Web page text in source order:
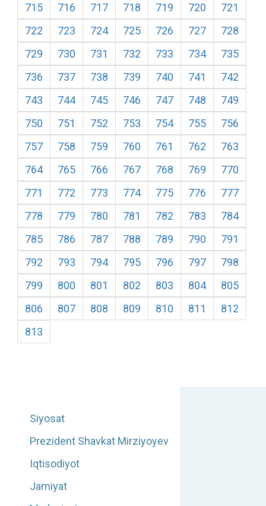
715
716 717 718 719 720
721
722
723 724 725 726 727
728
729
730 731 732 733 734
735
736
737 738 739 740 741
742
743
744 745 746 747 748
749
750
751 752 753 754 755
756
757
758 759 760 761 762
763
764
765 766 767 768 769
770
771
772 773 774 775 776
777
778
779 780 781 782 783
784
785
786 787 788 789 790
791
792
793 794 795 796 797
798
799
800 801 802 803 804
805
806
807 808 809 810 811
812
813
Siyosat
Prezident Shavkat Mirziyoyev
Iqtisodiyot
Jamiyat